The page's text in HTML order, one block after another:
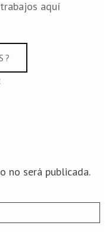
aquí
no será publicada.